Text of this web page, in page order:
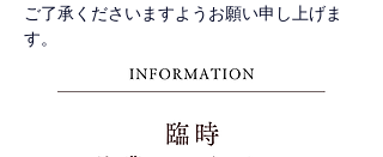
ご了承くださいますようお願い申し上げま
す。